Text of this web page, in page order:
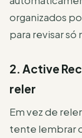
organizados
para revisar só
2. Active
reler
Em vez de
tente lembrar